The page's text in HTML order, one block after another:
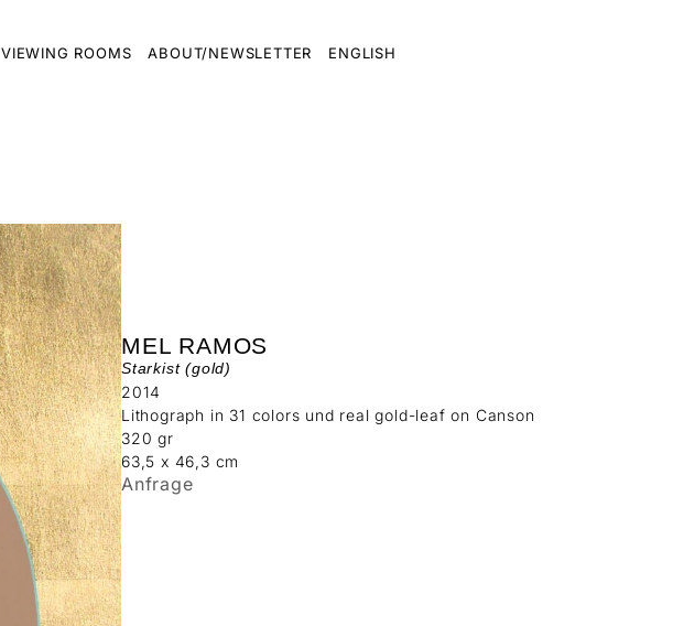
VIEWING ROOMS ABOUT/NEWSLETTER ENGLISH
MEL RAMOS
Starkist (gold)
2014
Lithograph in 31 colors und real gold-leaf on Canson
320 gr
63,5 x 46,3 cm
Anfrage